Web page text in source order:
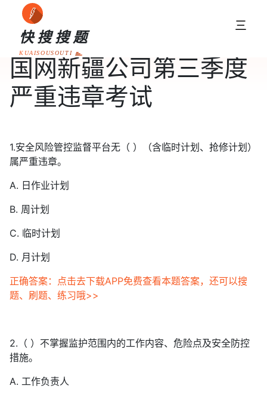
快搜搜题
KUAISOUSOUTI
三
国网新疆公司第三季度
严重违章考试
1.安全风险管控监督平台无（ ）（含临时计划、抢修计划）
属严重违章。
A. 日作业计划
B. 周计划
C. 临时计划
D. 月计划
正确答案：点击去下载APP免费查看本题答案，还可以搜
题、刷题、练习哦>>
2.（ ）不掌握监护范围内的工作内容、危险点及安全防控
措施。
A. 工作负责人